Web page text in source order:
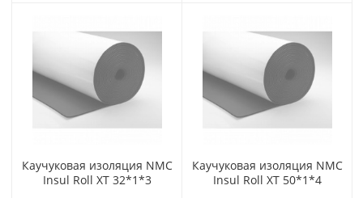
Каучуковая изоляция NMC
Insul Roll XT 32*1*3
Каучуковая изоляция NMC
Insul Roll XT 50*1*4